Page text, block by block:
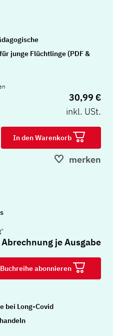
junge Flüchtlinge (PDF &
30,99 €
inkl. USt.
In den Warenkorb
merken
Abrechnung je Ausgabe
Buchreihe abonnieren
bei Long-Covid